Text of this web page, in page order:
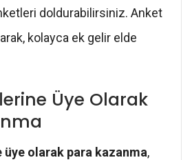
doldurabilirsiniz. Anket
kolayca ek gelir elde
Üye Olarak
olarak para kazanma,